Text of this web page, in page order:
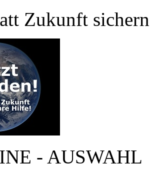
Zukunft
- AUSWAHL